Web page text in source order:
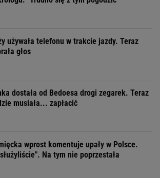
używała telefonu w trakcie jazdy. Teraz
głos
dostała od Bedoesa drogi zegarek. Teraz
musiała... zapłacić
wprost komentuje upały w Polsce.
Na tym nie poprzestała